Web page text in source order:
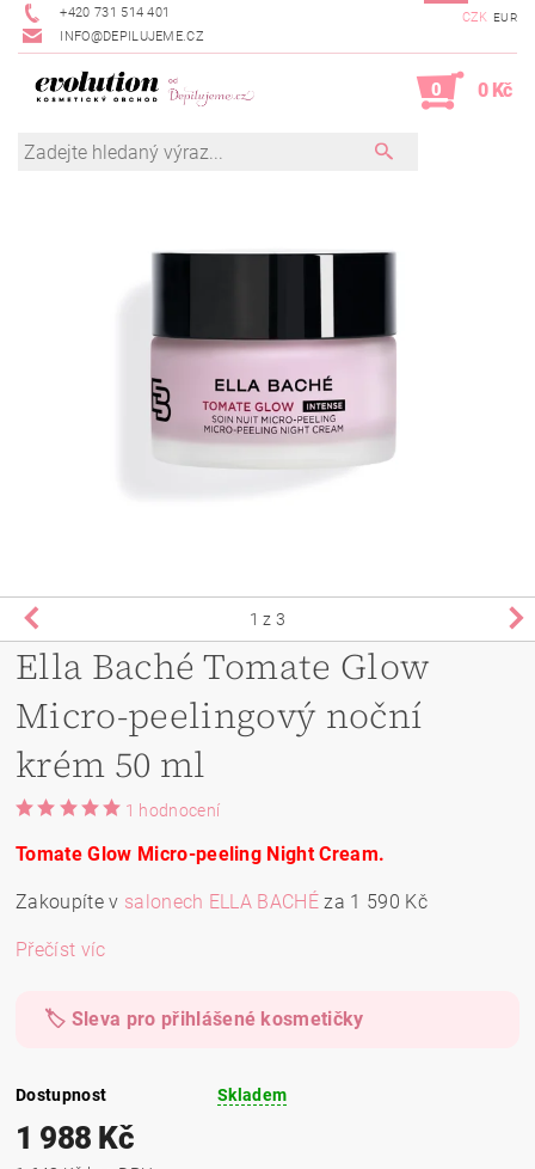
+420 731 514 401
INFO@DEPILUJEME.CZ
CZK EUR
0 0 Kč
1 z 3
Ella Baché Tomate Glow
Micro-peelingový noční
krém 50 ml
1 hodnocení
Tomate Glow Micro-peeling Night Cream.
Zakoupíte v salonech ELLA BACHÉ za 1 590 Kč
Přečíst víc
🏷️ Sleva pro přihlášené kosmetičky
Dostupnost Skladem
1 988 Kč